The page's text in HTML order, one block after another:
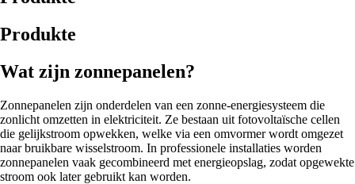
Produkte
Wat zijn zonnepanelen?
Zonnepanelen zijn onderdelen van een zonne-energiesysteem die
zonlicht omzetten in elektriciteit. Ze bestaan uit fotovoltaïsche cellen
die gelijkstroom opwekken, welke via een omvormer wordt omgezet
naar bruikbare wisselstroom. In professionele installaties worden
zonnepanelen vaak gecombineerd met energieopslag, zodat opgewekte
stroom ook later gebruikt kan worden.